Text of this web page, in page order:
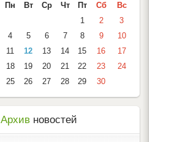
Пн
Вт Ср Чт Пт Сб
Вс
1
2
3
4
5 6 7 8 9
10
11
12 13 14 15 16
17
18
19 20 21 22 23
24
25
26 27 28 29 30
Архив новостей